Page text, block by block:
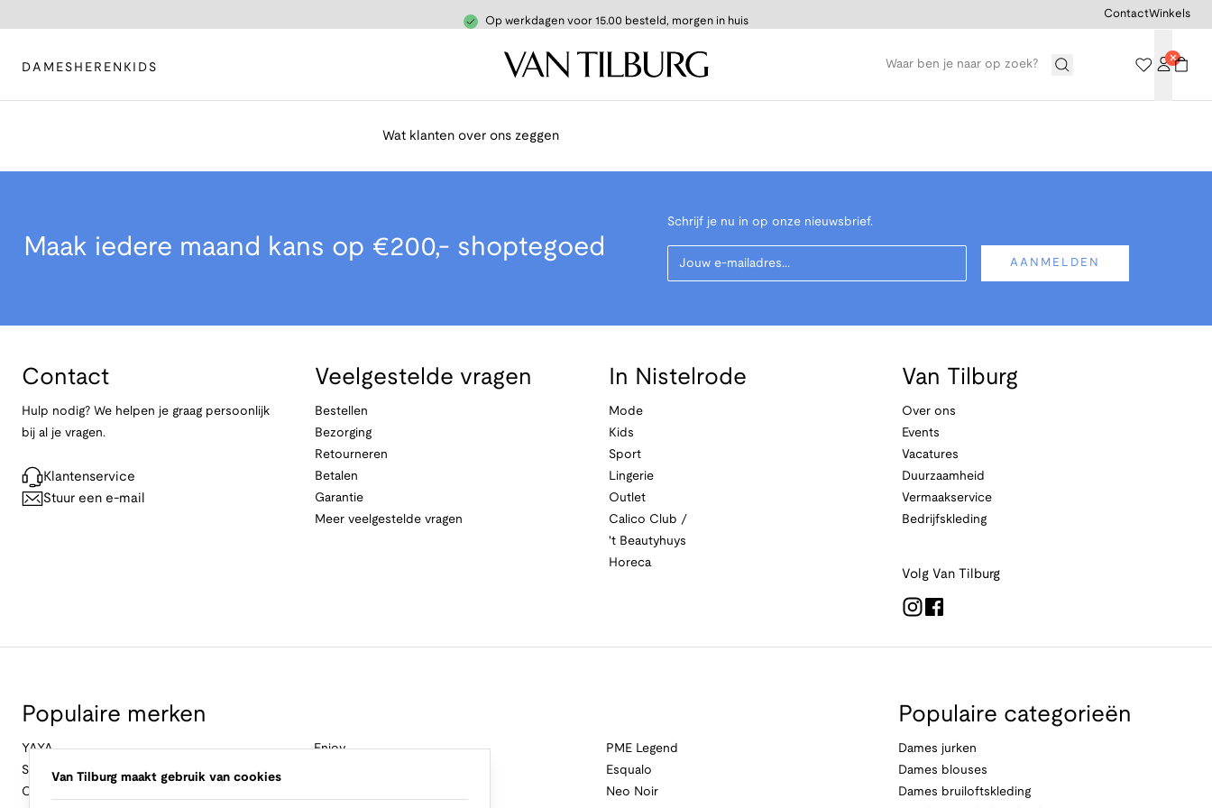
Op werkdagen voor 15.00 besteld, morgen in huis
DAMES HEREN KIDS
ContactWinkels
Wat klanten over ons zeggen
Maak iedere maand kans op €200,- shoptegoed
Schrijf je nu in op onze nieuwsbrief.
Your Email
AANMELDEN
Contact
Hulp nodig? We helpen je graag persoonlijk
bij al je vragen.
Klantenservice
Stuur een e-mail
Veelgestelde vragen
Bestellen
Bezorging
Retourneren
Betalen
Garantie
Meer veelgestelde vragen
In Nistelrode
Mode
Kids
Sport
Lingerie
Outlet
Calico Club /
't Beautyhuys
Horeca
Van Tilburg
Over ons
Events
Vacatures
Duurzaamheid
Vermaakservice
Bedrijfskleding
Volg Van Tilburg
Populaire merken
YAYA
Studio Anneloes
Cambio
Enjoy
PME Legend
Esqualo
Neo Noir
Populaire categorieën
Dames jurken
Dames blouses
Dames bruiloftskleding
Van Tilburg maakt gebruik van cookies